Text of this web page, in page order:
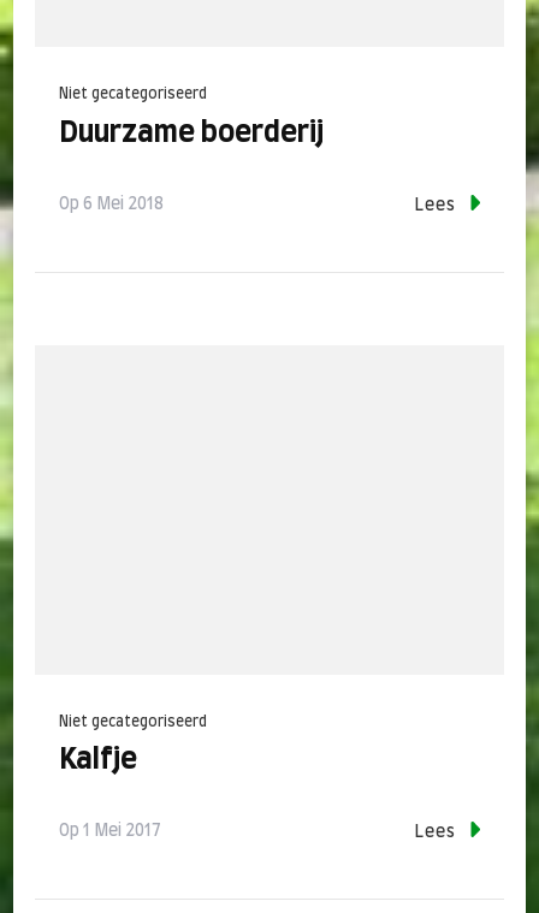
Niet gecategoriseerd
Duurzame boerderij
Op 6 Mei 2018 Lees
Niet gecategoriseerd
Kalfje
Op 1 Mei 2017 Lees